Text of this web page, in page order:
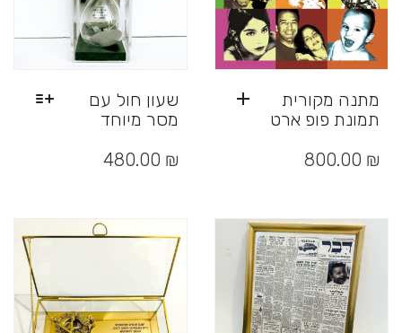
שעון חול עם
מסר מיוחד
זה
לבחור
את
האפשרויות
בעמוד
המוצר
480.00 ₪
מתנה מקורית
תמונת פופ ארט
800.00 ₪